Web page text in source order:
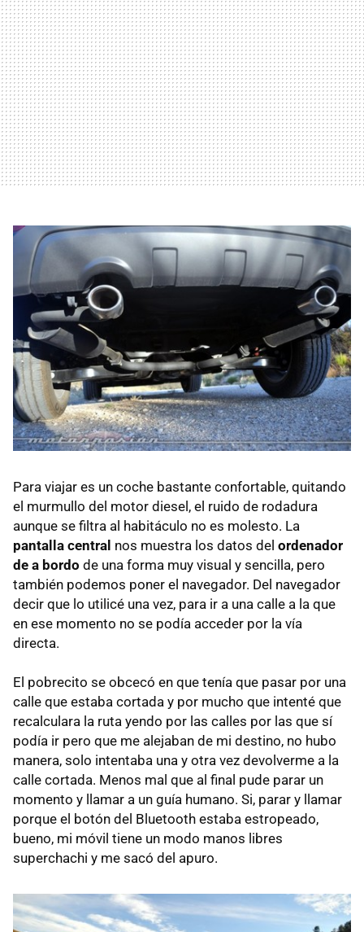
Para viajar es un coche bastante confortable, quitando
el murmullo del motor diesel, el ruido de rodadura
aunque se filtra al habitáculo no es molesto. La
pantalla central nos muestra los datos del ordenador
de a bordo de una forma muy visual y sencilla, pero
también podemos poner el navegador. Del navegador
decir que lo utilicé una vez, para ir a una calle a la que
en ese momento no se podía acceder por la vía
directa.
El pobrecito se obcecó en que tenía que pasar por una
calle que estaba cortada y por mucho que intenté que
recalculara la ruta yendo por las calles por las que sí
podía ir pero que me alejaban de mi destino, no hubo
manera, solo intentaba una y otra vez devolverme a la
calle cortada. Menos mal que al final pude parar un
momento y llamar a un guía humano. Si, parar y llamar
porque el botón del Bluetooth estaba estropeado,
bueno, mi móvil tiene un modo manos libres
superchachi y me sacó del apuro.